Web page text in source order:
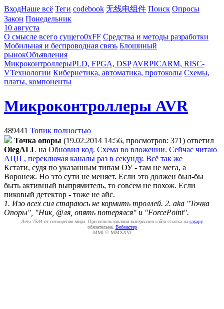
ВходНаше всё Теги codebook 无线电组件 Поиск Опросы
Закон Понедельник
10 августа
О смысле всего сущего0xFF Средства и методы разработки
Мобильная и беспроводная связь Блошиный
рынокОбъявления
МикроконтроллерыPLD, FPGA, DSP AVRPICARM, RISC-
VТехнологии Кибернетика, автоматика, протоколы Схемы,
платы, компоненты
Микроконтроллеры AVR
489441 Топик полностью
Точка опоры (19.02.2014 14:56, просмотров: 371) ответил
OlegALL на Обновил код. Схема во вложении. Сейчас читаю
АЦП , переключая каналы раз в секунду. Всё так же
Кстати, судя по указанным типам ОУ - там не мега, а
Воронеж. Но это сути не меняет. Если это должен был-бы
быть активный выпрямитель, то совсем не похож. Если
пиковый детектор - тоже не айс.
1. Изо всех сил стараюсь не кормить троллей. 2. aka "Точка
Опоры", "Ник, @ля, опять потерялся" и "ForcePoint".
Лето 7534 от сотворения мира. При использовании материалов сайта ссылка на caxapу
обязательна. Вебмастер
MMI © MMXXVI